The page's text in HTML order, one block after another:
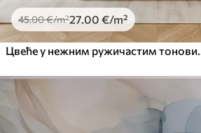
45.00€/m²27 .00 €/m²